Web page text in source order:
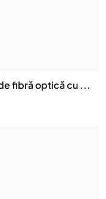
fibră optică cu ...